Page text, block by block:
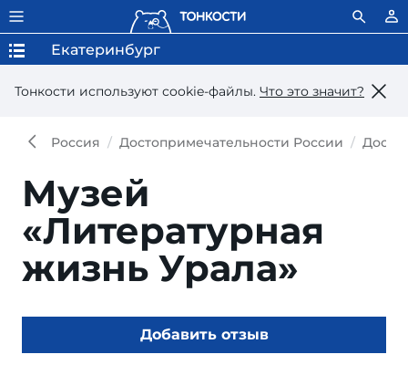
Тонкости используют сookie-файлы. Что это значит?
Екатеринбург
Россия Достопримечательности России
Музей
«Литературная
жизнь Урала»
Добавить отзыв